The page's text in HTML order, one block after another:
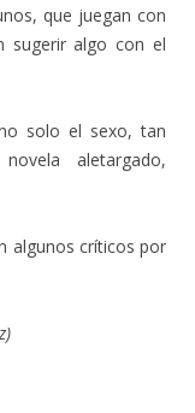
que juegan con
sugerir algo con el
solo el sexo, tan
aletargado,
algunos críticos por